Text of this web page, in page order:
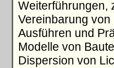
Weiterführungen,
Vereinbarung
Ausführen und
Modelle von
Dispersion von